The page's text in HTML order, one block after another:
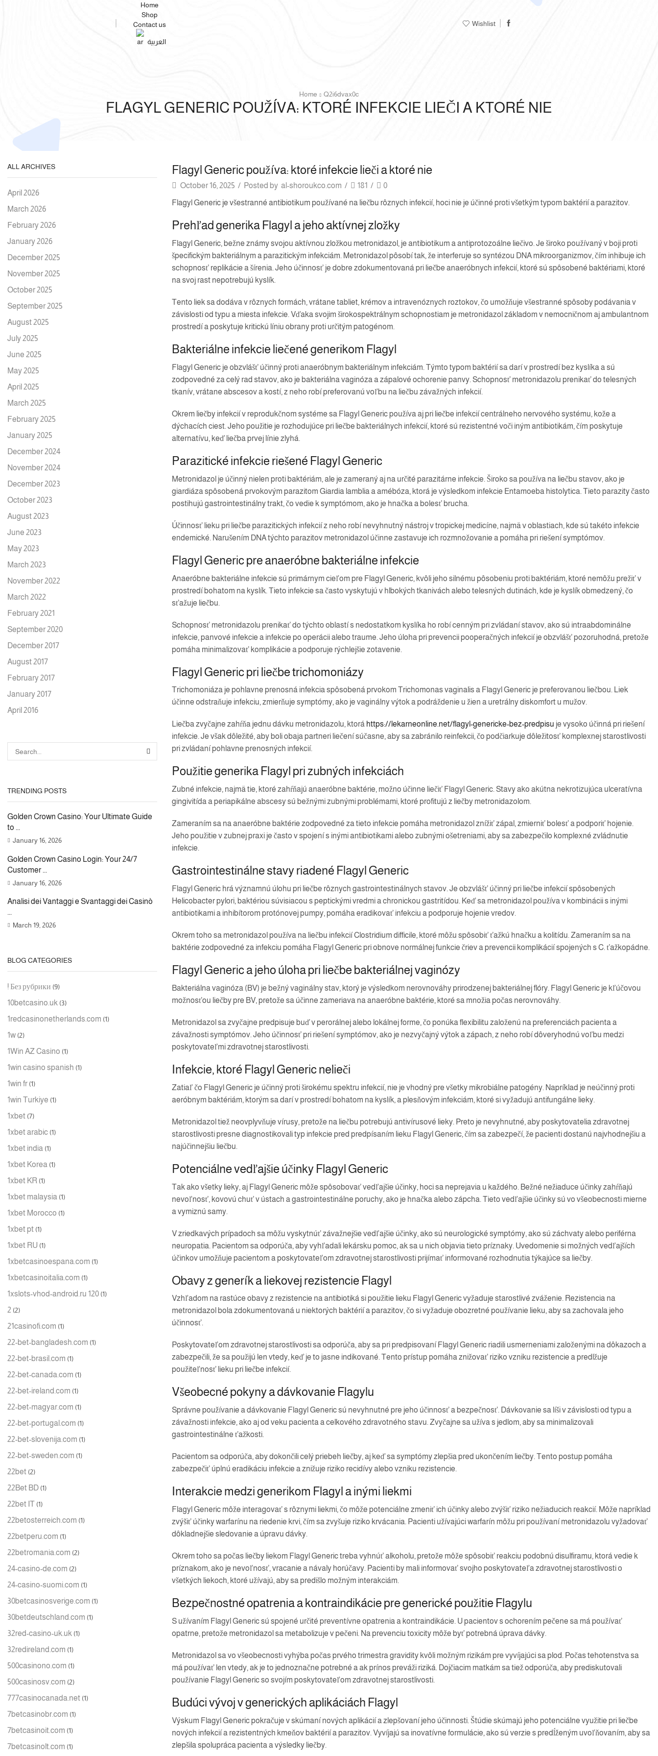
Home
Shop
Contact us
العربية
Wishlist
Home Q2i6dvax0c
FLAGYL GENERIC POUŽÍVA: KTORÉ INFEKCIE LIEČI A KTORÉ NIE
Flagyl Generic používa: ktoré infekcie lieči a ktoré nie
October 16, 2025 / Posted by al-shoroukco.com / 181 / 0
Flagyl Generic je všestranné antibiotikum používané na liečbu rôznych infekcií, hoci nie je účinné proti všetkým typom baktérií a parazitov.
Prehľad generika Flagyl a jeho aktívnej zložky
Flagyl Generic, bežne známy svojou aktívnou zložkou metronidazol, je antibiotikum a antiprotozoálne liečivo. Je široko používaný v boji proti
špecifickým bakteriálnym a parazitickým infekciám. Metronidazol pôsobí tak, že interferuje so syntézou DNA mikroorganizmov, čím inhibuje ich
schopnosť replikácie a šírenia. Jeho účinnosť je dobre zdokumentovaná pri liečbe anaeróbnych infekcií, ktoré sú spôsobené baktériami, ktoré
na svoj rast nepotrebujú kyslík.
Tento liek sa dodáva v rôznych formách, vrátane tabliet, krémov a intravenóznych roztokov, čo umožňuje všestranné spôsoby podávania v
závislosti od typu a miesta infekcie. Vďaka svojim širokospektrálnym schopnostiam je metronidazol základom v nemocničnom aj ambulantnom
prostredí a poskytuje kritickú líniu obrany proti určitým patogénom.
Bakteriálne infekcie liečené generikom Flagyl
Flagyl Generic je obzvlášť účinný proti anaeróbnym bakteriálnym infekciám. Týmto typom baktérií sa darí v prostredí bez kyslíka a sú
zodpovedné za celý rad stavov, ako je bakteriálna vaginóza a zápalové ochorenie panvy. Schopnosť metronidazolu prenikať do telesných
tkanív, vrátane abscesov a kostí, z neho robí preferovanú voľbu na liečbu závažných infekcií.
Okrem liečby infekcií v reprodukčnom systéme sa Flagyl Generic používa aj pri liečbe infekcií centrálneho nervového systému, kože a
dýchacích ciest. Jeho použitie je rozhodujúce pri liečbe bakteriálnych infekcií, ktoré sú rezistentné voči iným antibiotikám, čím poskytuje
alternatívu, keď liečba prvej línie zlyhá.
Parazitické infekcie riešené Flagyl Generic
Metronidazol je účinný nielen proti baktériám, ale je zameraný aj na určité parazitárne infekcie. Široko sa používa na liečbu stavov, ako je
giardiáza spôsobená prvokovým parazitom Giardia lamblia a amébóza, ktorá je výsledkom infekcie Entamoeba histolytica. Tieto parazity často
postihujú gastrointestinálny trakt, čo vedie k symptómom, ako je hnačka a bolesť brucha.
Účinnosť lieku pri liečbe parazitických infekcií z neho robí nevyhnutný nástroj v tropickej medicíne, najmä v oblastiach, kde sú takéto infekcie
endemické. Narušením DNA týchto parazitov metronidazol účinne zastavuje ich rozmnožovanie a pomáha pri riešení symptómov.
Flagyl Generic pre anaeróbne bakteriálne infekcie
Anaeróbne bakteriálne infekcie sú primárnym cieľom pre Flagyl Generic, kvôli jeho silnému pôsobeniu proti baktériám, ktoré nemôžu prežiť v
prostredí bohatom na kyslík. Tieto infekcie sa často vyskytujú v hlbokých tkanivách alebo telesných dutinách, kde je kyslík obmedzený, čo
sťažuje liečbu.
Schopnosť metronidazolu prenikať do týchto oblastí s nedostatkom kyslíka ho robí cenným pri zvládaní stavov, ako sú intraabdominálne
infekcie, panvové infekcie a infekcie po operácii alebo traume. Jeho úloha pri prevencii pooperačných infekcií je obzvlášť pozoruhodná, pretože
pomáha minimalizovať komplikácie a podporuje rýchlejšie zotavenie.
Flagyl Generic pri liečbe trichomoniázy
Trichomoniáza je pohlavne prenosná infekcia spôsobená prvokom Trichomonas vaginalis a Flagyl Generic je preferovanou liečbou. Liek
účinne odstraňuje infekciu, zmierňuje symptómy, ako je vaginálny výtok a podráždenie u žien a uretrálny diskomfort u mužov.
Liečba zvyčajne zahŕňa jednu dávku metronidazolu, ktorá https://lekarneonline.net/flagyl-genericke-bez-predpisu je vysoko účinná pri riešení
infekcie. Je však dôležité, aby boli obaja partneri liečení súčasne, aby sa zabránilo reinfekcii, čo podčiarkuje dôležitosť komplexnej starostlivosti
pri zvládaní pohlavne prenosných infekcií.
Použitie generika Flagyl pri zubných infekciách
Zubné infekcie, najmä tie, ktoré zahŕňajú anaeróbne baktérie, možno účinne liečiť Flagyl Generic. Stavy ako akútna nekrotizujúca ulceratívna
gingivitída a periapikálne abscesy sú bežnými zubnými problémami, ktoré profitujú z liečby metronidazolom.
Zameraním sa na anaeróbne baktérie zodpovedné za tieto infekcie pomáha metronidazol znížiť zápal, zmierniť bolesť a podporiť hojenie.
Jeho použitie v zubnej praxi je často v spojení s inými antibiotikami alebo zubnými ošetreniami, aby sa zabezpečilo komplexné zvládnutie
infekcie.
Gastrointestinálne stavy riadené Flagyl Generic
Flagyl Generic hrá významnú úlohu pri liečbe rôznych gastrointestinálnych stavov. Je obzvlášť účinný pri liečbe infekcií spôsobených
Helicobacter pylori, baktériou súvisiacou s peptickými vredmi a chronickou gastritídou. Keď sa metronidazol používa v kombinácii s inými
antibiotikami a inhibítorom protónovej pumpy, pomáha eradikovať infekciu a podporuje hojenie vredov.
Okrem toho sa metronidazol používa na liečbu infekcií Clostridium difficile, ktoré môžu spôsobiť ťažkú ​​hnačku a kolitídu. Zameraním sa na
baktérie zodpovedné za infekciu pomáha Flagyl Generic pri obnove normálnej funkcie čriev a prevencii komplikácií spojených s C. ťažkopádne.
Flagyl Generic a jeho úloha pri liečbe bakteriálnej vaginózy
Bakteriálna vaginóza (BV) je bežný vaginálny stav, ktorý je výsledkom nerovnováhy prirodzenej bakteriálnej flóry. Flagyl Generic je kľúčovou
možnosťou liečby pre BV, pretože sa účinne zameriava na anaeróbne baktérie, ktoré sa množia počas nerovnováhy.
Metronidazol sa zvyčajne predpisuje buď v perorálnej alebo lokálnej forme, čo ponúka flexibilitu založenú na preferenciách pacienta a
závažnosti symptómov. Jeho účinnosť pri riešení symptómov, ako je nezvyčajný výtok a zápach, z neho robí dôveryhodnú voľbu medzi
poskytovateľmi zdravotnej starostlivosti.
Infekcie, ktoré Flagyl Generic nelieči
Zatiaľ čo Flagyl Generic je účinný proti širokému spektru infekcií, nie je vhodný pre všetky mikrobiálne patogény. Napríklad je neúčinný proti
aeróbnym baktériám, ktorým sa darí v prostredí bohatom na kyslík, a plesňovým infekciám, ktoré si vyžadujú antifungálne lieky.
Metronidazol tiež neovplyvňuje vírusy, pretože na liečbu potrebujú antivírusové lieky. Preto je nevyhnutné, aby poskytovatelia zdravotnej
starostlivosti presne diagnostikovali typ infekcie pred predpísaním lieku Flagyl Generic, čím sa zabezpečí, že pacienti dostanú najvhodnejšiu a
najúčinnejšiu liečbu.
Potenciálne vedľajšie účinky Flagyl Generic
Tak ako všetky lieky, aj Flagyl Generic môže spôsobovať vedľajšie účinky, hoci sa neprejavia u každého. Bežné nežiaduce účinky zahŕňajú
nevoľnosť, kovovú chuť v ústach a gastrointestinálne poruchy, ako je hnačka alebo zápcha. Tieto vedľajšie účinky sú vo všeobecnosti mierne
a vymiznú samy.
V zriedkavých prípadoch sa môžu vyskytnúť závažnejšie vedľajšie účinky, ako sú neurologické symptómy, ako sú záchvaty alebo periférna
neuropatia. Pacientom sa odporúča, aby vyhľadali lekársku pomoc, ak sa u nich objavia tieto príznaky. Uvedomenie si možných vedľajších
účinkov umožňuje pacientom a poskytovateľom zdravotnej starostlivosti prijímať informované rozhodnutia týkajúce sa liečby.
Obavy z generík a liekovej rezistencie Flagyl
Vzhľadom na rastúce obavy z rezistencie na antibiotiká si použitie lieku Flagyl Generic vyžaduje starostlivé zváženie. Rezistencia na
metronidazol bola zdokumentovaná u niektorých baktérií a parazitov, čo si vyžaduje obozretné používanie lieku, aby sa zachovala jeho
účinnosť.
Poskytovateľom zdravotnej starostlivosti sa odporúča, aby sa pri predpisovaní Flagyl Generic riadili usmerneniami založenými na dôkazoch a
zabezpečili, že sa použijú len vtedy, keď je to jasne indikované. Tento prístup pomáha znižovať riziko vzniku rezistencie a predlžuje
použiteľnosť lieku pri liečbe infekcií.
Všeobecné pokyny a dávkovanie Flagylu
Správne používanie a dávkovanie Flagyl Generic sú nevyhnutné pre jeho účinnosť a bezpečnosť. Dávkovanie sa líši v závislosti od typu a
závažnosti infekcie, ako aj od veku pacienta a celkového zdravotného stavu. Zvyčajne sa užíva s jedlom, aby sa minimalizovali
gastrointestinálne ťažkosti.
Pacientom sa odporúča, aby dokončili celý priebeh liečby, aj keď sa symptómy zlepšia pred ukončením liečby. Tento postup pomáha
zabezpečiť úplnú eradikáciu infekcie a znižuje riziko recidívy alebo vzniku rezistencie.
Interakcie medzi generikom Flagyl a inými liekmi
Flagyl Generic môže interagovať s rôznymi liekmi, čo môže potenciálne zmeniť ich účinky alebo zvýšiť riziko nežiaducich reakcií. Môže napríklad
zvýšiť účinky warfarínu na riedenie krvi, čím sa zvyšuje riziko krvácania. Pacienti užívajúci warfarín môžu pri používaní metronidazolu vyžadovať
dôkladnejšie sledovanie a úpravu dávky.
Okrem toho sa počas liečby liekom Flagyl Generic treba vyhnúť alkoholu, pretože môže spôsobiť reakciu podobnú disulfiramu, ktorá vedie k
príznakom, ako je nevoľnosť, vracanie a návaly horúčavy. Pacienti by mali informovať svojho poskytovateľa zdravotnej starostlivosti o
všetkých liekoch, ktoré užívajú, aby sa predišlo možným interakciám.
Bezpečnostné opatrenia a kontraindikácie pre generické použitie Flagylu
S užívaním Flagyl Generic sú spojené určité preventívne opatrenia a kontraindikácie. U pacientov s ochorením pečene sa má používať
opatrne, pretože metronidazol sa metabolizuje v pečeni. Na prevenciu toxicity môže byť potrebná úprava dávky.
Metronidazol sa vo všeobecnosti vyhýba počas prvého trimestra gravidity kvôli možným rizikám pre vyvíjajúci sa plod. Počas tehotenstva sa
má používať len vtedy, ak je to jednoznačne potrebné a ak prínos preváži riziká. Dojčiacim matkám sa tiež odporúča, aby prediskutovali
používanie Flagyl Generic so svojím poskytovateľom zdravotnej starostlivosti.
Budúci vývoj v generických aplikáciách Flagyl
Výskum Flagyl Generic pokračuje v skúmaní nových aplikácií a zlepšovaní jeho účinnosti. Štúdie skúmajú jeho potenciálne využitie pri liečbe
nových infekcií a rezistentných kmeňov baktérií a parazitov. Vyvíjajú sa inovatívne formulácie, ako sú verzie s predĺženým uvoľňovaním, aby sa
zlepšila spolupráca pacienta a výsledky liečby.
ALL ARCHIVES
April 2026
March 2026
February 2026
January 2026
December 2025
November 2025
October 2025
September 2025
August 2025
July 2025
June 2025
May 2025
April 2025
March 2025
February 2025
January 2025
December 2024
November 2024
December 2023
October 2023
August 2023
June 2023
May 2023
March 2023
November 2022
March 2022
February 2021
September 2020
December 2017
August 2017
February 2017
January 2017
April 2016
SEARCH
TRENDING POSTS
Golden Crown Casino: Your Ultimate Guide
to ...
January 16, 2026
Golden Crown Casino Login: Your 24/7
Customer ...
January 16, 2026
Analisi dei Vantaggi e Svantaggi dei Casinò
...
March 19, 2026
BLOG CATEGORIES
! Без рубрики (9)
10betcasino.uk (3)
1redcasinonetherlands.com (1)
1w (2)
1Win AZ Casino (1)
1win casino spanish (1)
1win fr (1)
1win Turkiye (1)
1xbet (7)
1xbet arabic (1)
1xbet india (1)
1xbet Korea (1)
1xbet KR (1)
1xbet malaysia (1)
1xbet Morocco (1)
1xbet pt (1)
1xbet RU (1)
1xbetcasinoespana.com (1)
1xbetcasinoitalia.com (1)
1xslots-vhod-android.ru 120 (1)
2 (2)
21casinofi.com (1)
22-bet-bangladesh.com (1)
22-bet-brasil.com (1)
22-bet-canada.com (1)
22-bet-ireland.com (1)
22-bet-magyar.com (1)
22-bet-portugal.com (1)
22-bet-slovenija.com (1)
22-bet-sweden.com (1)
22bet (2)
22Bet BD (1)
22bet IT (1)
22betosterreich.com (1)
22betperu.com (1)
22betromania.com (2)
24-casino-de.com (2)
24-casino-suomi.com (1)
30betcasinosverige.com (1)
30betdeutschland.com (1)
32red-casino-uk.uk (1)
32redireland.com (1)
500casinono.com (1)
500casinosv.com (2)
777casinocanada.net (1)
7betcasinobr.com (1)
7betcasinoit.com (1)
7betcasinolt.com (1)